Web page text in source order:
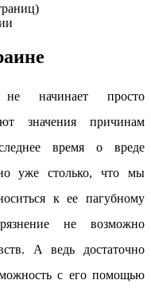
начинает просто
значения причинам
время о вреде
уже столько, что мы
к ее пагубному
не возможно
А ведь достаточно
с его помощью